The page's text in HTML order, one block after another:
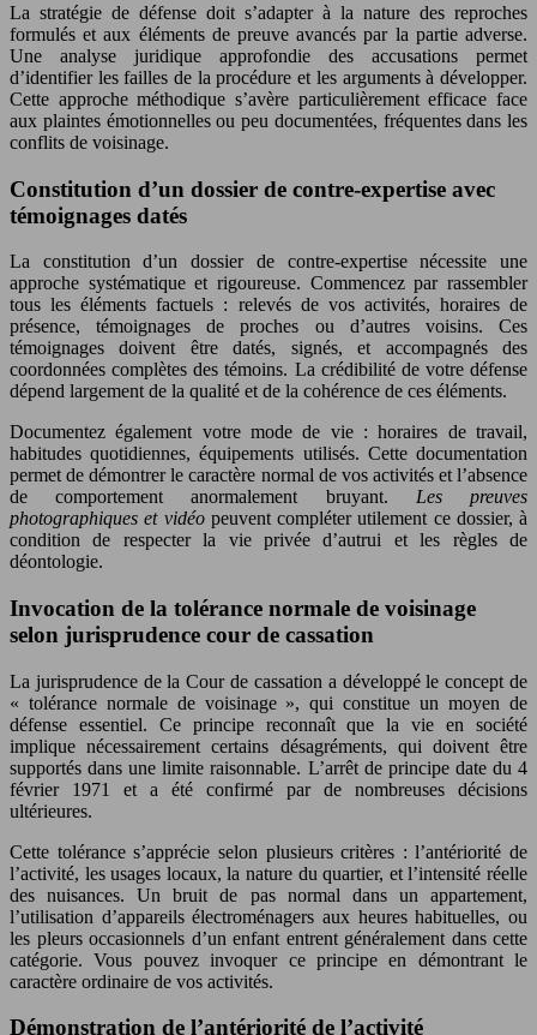
La stratégie de défense doit s’adapter à la nature des reproches
formulés et aux éléments de preuve avancés par la partie adverse.
Une analyse juridique approfondie des accusations permet
d’identifier les failles de la procédure et les arguments à développer.
Cette approche méthodique s’avère particulièrement efficace face
aux plaintes émotionnelles ou peu documentées, fréquentes dans les
conflits de voisinage.
Constitution d’un dossier de contre-expertise avec
témoignages datés
La constitution d’un dossier de contre-expertise nécessite une
approche systématique et rigoureuse. Commencez par rassembler
tous les éléments factuels : relevés de vos activités, horaires de
présence, témoignages de proches ou d’autres voisins. Ces
témoignages doivent être datés, signés, et accompagnés des
coordonnées complètes des témoins. La crédibilité de votre défense
dépend largement de la qualité et de la cohérence de ces éléments.
Documentez également votre mode de vie : horaires de travail,
habitudes quotidiennes, équipements utilisés. Cette documentation
permet de démontrer le caractère normal de vos activités et l’absence
de comportement anormalement bruyant. Les preuves
photographiques et vidéo peuvent compléter utilement ce dossier, à
condition de respecter la vie privée d’autrui et les règles de
déontologie.
Invocation de la tolérance normale de voisinage
selon jurisprudence cour de cassation
La jurisprudence de la Cour de cassation a développé le concept de
« tolérance normale de voisinage », qui constitue un moyen de
défense essentiel. Ce principe reconnaît que la vie en société
implique nécessairement certains désagréments, qui doivent être
supportés dans une limite raisonnable. L’arrêt de principe date du 4
février 1971 et a été confirmé par de nombreuses décisions
ultérieures.
Cette tolérance s’apprécie selon plusieurs critères : l’antériorité de
l’activité, les usages locaux, la nature du quartier, et l’intensité réelle
des nuisances. Un bruit de pas normal dans un appartement,
l’utilisation d’appareils électroménagers aux heures habituelles, ou
les pleurs occasionnels d’un enfant entrent généralement dans cette
catégorie. Vous pouvez invoquer ce principe en démontrant le
caractère ordinaire de vos activités.
Démonstration de l’antériorité de l’activité